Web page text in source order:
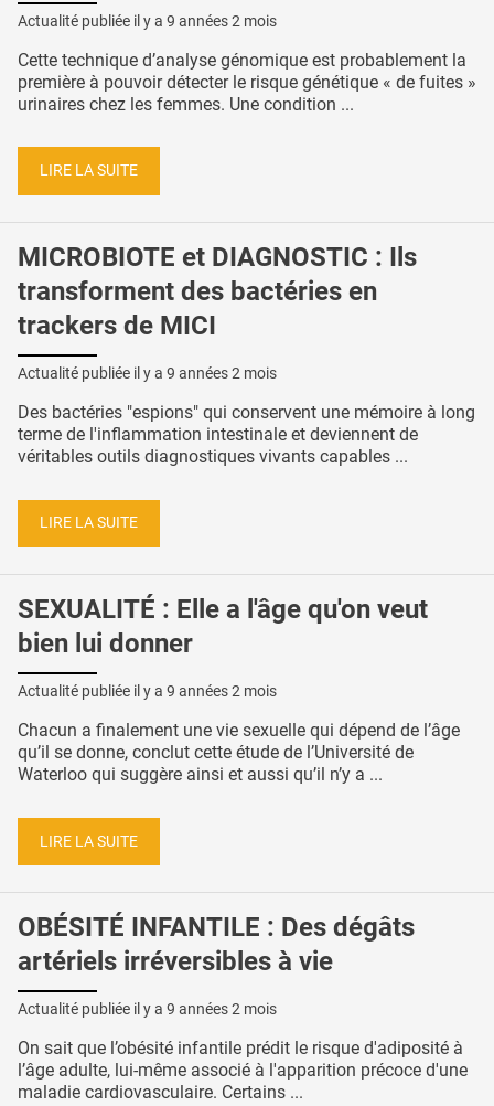
Actualité publiée il y a 9 années 2 mois
Cette technique d’analyse génomique est probablement la
première à pouvoir détecter le risque génétique « de fuites »
urinaires chez les femmes. Une condition ...
LIRE LA SUITE
MICROBIOTE et DIAGNOSTIC : Ils
transforment des bactéries en
trackers de MICI
Actualité publiée il y a 9 années 2 mois
Des bactéries "espions" qui conservent une mémoire à long
terme de l'inflammation intestinale et deviennent de
véritables outils diagnostiques vivants capables ...
LIRE LA SUITE
SEXUALITÉ : Elle a l'âge qu'on veut
bien lui donner
Actualité publiée il y a 9 années 2 mois
Chacun a finalement une vie sexuelle qui dépend de l’âge
qu’il se donne, conclut cette étude de l’Université de
Waterloo qui suggère ainsi et aussi qu’il n’y a ...
LIRE LA SUITE
OBÉSITÉ INFANTILE : Des dégâts
artériels irréversibles à vie
Actualité publiée il y a 9 années 2 mois
On sait que l’obésité infantile prédit le risque d'adiposité à
l’âge adulte, lui-même associé à l'apparition précoce d'une
maladie cardiovasculaire. Certains ...